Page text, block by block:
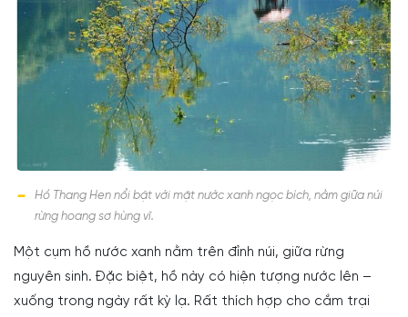
Hồ Thang Hen nổi bật với mặt nước xanh ngọc bích, nằm giữa núi
rừng hoang sơ hùng vĩ.
Một cụm hồ nước xanh nằm trên đỉnh núi, giữa rừng
nguyên sinh. Đặc biệt, hồ này có hiện tượng nước lên –
xuống trong ngày rất kỳ lạ. Rất thích hợp cho cắm trại